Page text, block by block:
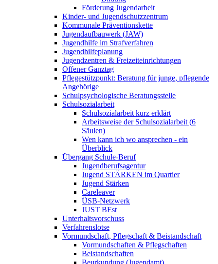
Förderung Jugendarbeit
Kinder- und Jugendschutzzentrum
Kommunale Präventionskette
Jugendaufbauwerk (JAW)
Jugendhilfe im Strafverfahren
Jugendhilfeplanung
Jugendzentren & Freizeiteinrichtungen
Offener Ganztag
Pflegestützpunkt: Beratung für junge, pflegende
Angehörige
Schulpsychologische Beratungsstelle
Schulsozialarbeit
Schulsozialarbeit kurz erklärt
Arbeitsweise der Schulsozialarbeit (6
Säulen)
Wen kann ich wo ansprechen - ein
Überblick
Übergang Schule-Beruf
Jugendberufsagentur
Jugend STÄRKEN im Quartier
Jugend Stärken
Careleaver
ÜSB-Netzwerk
JUST BEst
Unterhaltsvorschuss
Verfahrenslotse
Vormundschaft, Pflegschaft & Beistandschaft
Vormundschaften & Pflegschaften
Beistandschaften
Beurkundung (Jugendamt)